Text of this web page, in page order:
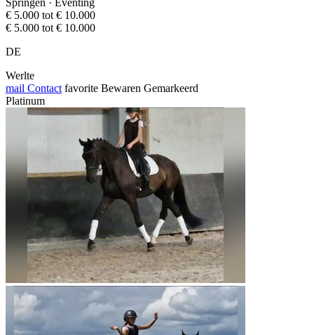
Springen · Eventing
€ 5.000 tot € 10.000
€ 5.000 tot € 10.000
DE
Werlte
mail Contact favorite Bewaren Gemarkeerd
Platinum